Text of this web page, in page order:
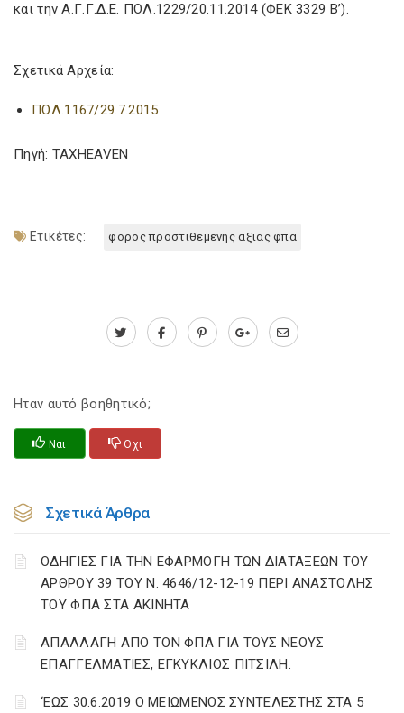
και την Α.Γ.Γ.Δ.Ε. ΠΟΛ.1229/20.11.2014 (ΦΕΚ 3329 Β’).
Σχετικά Αρχεία:
ΠΟΛ.1167/29.7.2015
Πηγή: TAXHEAVEN
Ετικέτες: φορος προστιθεμενης αξιας φπα
Ηταν αυτό βοηθητικό;
Ναι Οχι
Σχετικά Άρθρα
ΟΔΗΓΙΕΣ ΓΙΑ ΤΗΝ ΕΦΑΡΜΟΓΗ ΤΩΝ ΔΙΑΤΑΞΕΩΝ ΤΟΥ
ΑΡΘΡΟΥ 39 ΤΟΥ Ν. 4646/12-12-19 ΠΕΡΙ ΑΝΑΣΤΟΛΗΣ
ΤΟΥ ΦΠΑ ΣΤΑ ΑΚΙΝΗΤΑ
ΑΠΑΛΛΑΓΗ ΑΠΟ ΤΟΝ ΦΠΑ ΓΙΑ ΤΟΥΣ ΝΕΟΥΣ
ΕΠΑΓΓΕΛΜΑΤΙΕΣ, ΕΓΚΥΚΛΙΟΣ ΠΙΤΣΙΛΗ.
‘ΕΩΣ 30.6.2019 Ο ΜΕΙΩΜΕΝΟΣ ΣΥΝΤΕΛΕΣΤΗΣ ΣΤΑ 5